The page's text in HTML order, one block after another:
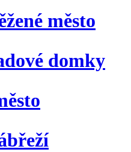
město
domky